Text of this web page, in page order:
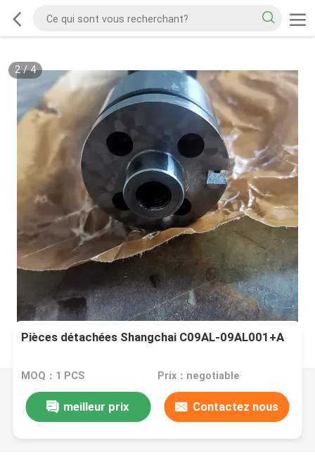
2/4
Pièces détachées Shangchai C09AL-09AL001+A
MOQ：1 PCS Prix：negotiable
meilleur prix Contactez nous